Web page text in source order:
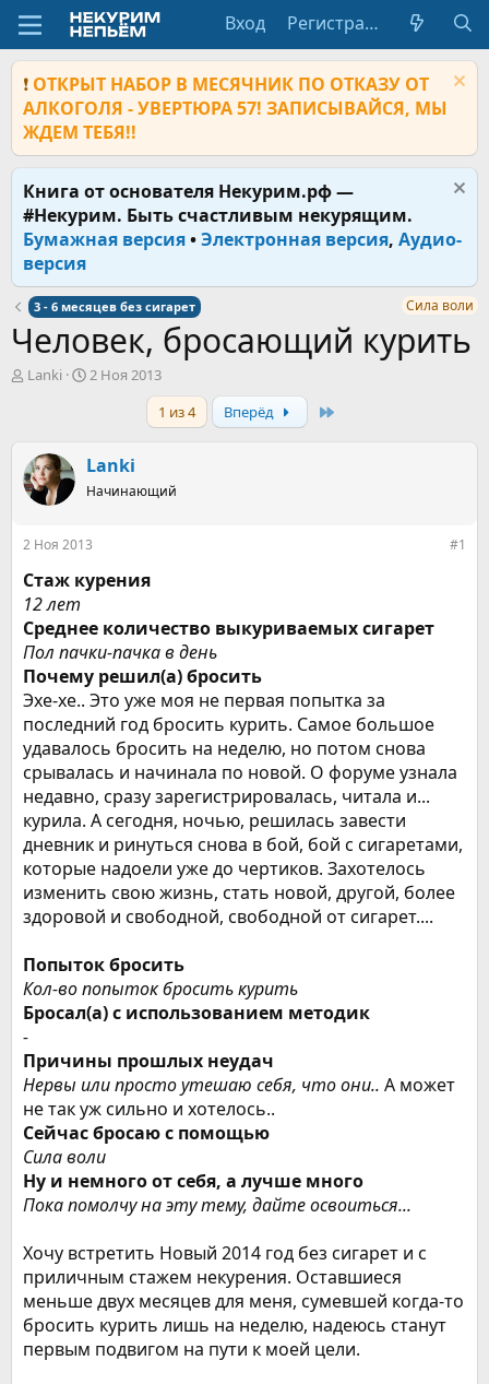
Вход Регистрация
❗ ОТКРЫТ НАБОР В МЕСЯЧНИК ПО ОТКАЗУ ОТ
АЛКОГОЛЯ - УВЕРТЮРА 57! ЗАПИСЫВАЙСЯ, МЫ
ЖДЕМ ТЕБЯ!!
Книга от основателя Некурим.рф —
#Некурим. Быть счастливым некурящим.
Бумажная версия•Электронная версия, Аудио-
версия
3 - 6 месяцев без сигарет Сила воли
Человек, бросающий курить
А
т
е
Lanki
Д
а
ч
а
2 Ноя 2013
1 из 4
Вперёд
Lanki
Начинающий
2 Ноя 2013 #1
Стаж курения
12 лет
Среднее количество выкуриваемых сигарет
Пол пачки-пачка в день
Почему решил(а) бросить
Эхе-хе.. Это уже моя не первая попытка за
последний год бросить курить. Самое большое
удавалось бросить на неделю, но потом снова
срывалась и начинала по новой. О форуме узнала
недавно, сразу зарегистрировалась, читала и...
курила. А сегодня, ночью, решилась завести
дневник и ринуться снова в бой, бой с сигаретами,
которые надоели уже до чертиков. Захотелось
изменить свою жизнь, стать новой, другой, более
здоровой и свободной, свободной от сигарет....
Попыток бросить
Кол-во попыток бросить курить
Бросал(а) с использованием методик
-
Причины прошлых неудач
Нервы или просто утешаю себя, что они.. А может
не так уж сильно и хотелось..
Сейчас бросаю с помощью
Сила воли
Ну и немного от себя, а лучше много
Пока помолчу на эту тему, дайте освоиться...
Хочу встретить Новый 2014 год без сигарет и с
приличным стажем некурения. Оставшиеся
меньше двух месяцев для меня, сумевшей когда-то
бросить курить лишь на неделю, надеюсь станут
первым подвигом на пути к моей цели.